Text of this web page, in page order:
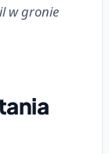
w gronie